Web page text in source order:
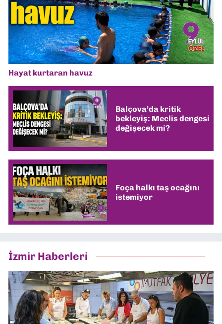
Hayat kurtaran havuz
Balçova’da kritik
bekleyiş: Meclis dengesi
değişecek mi?
Foça halkı taş ocağını
istemiyor
İzmir Haberleri